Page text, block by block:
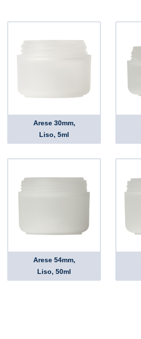
Arese 30mm,
Liso, 5ml
Arese 54mm,
Liso, 50ml